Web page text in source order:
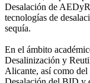
Desalación de
tecnologías de
sequía.
En el ámbito
Desalinización y
Alicante, así como del